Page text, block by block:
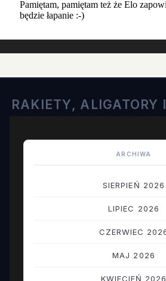
RAKIETY, ALIGATORY
ARCHIWA
SIERPIEŃ 2026
LIPIEC 2026
CZERWIEC
MAJ 2026
KWIECIEŃ 2026